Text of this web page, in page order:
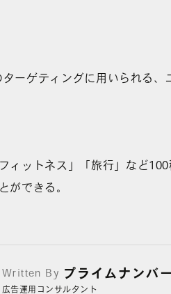
ーゲティングに用いられる
フィットネス」「旅行」など
ができる。
Written By プライムナンバ
広告運用コンサルタント